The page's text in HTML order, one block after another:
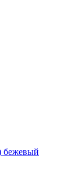
бежевый